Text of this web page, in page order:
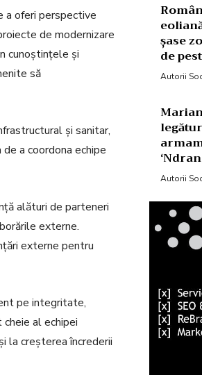
a oferi perspective
de modernizare
cunoștințele și
să
și sanitar,
a coordona echipe
alături de parteneri
externe.
externe pentru
pe integritate,
al echipei
la creșterea încrederii
șase
de
Autorii
Autorii